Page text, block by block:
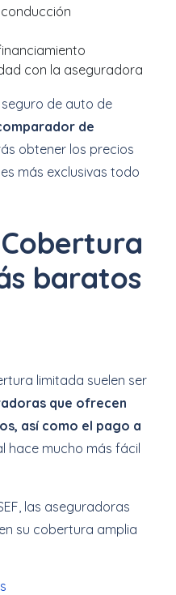
con la aseguradora
de auto de
de
obtener los precios
más exclusivas todo
baratos
limitada suelen ser
que ofrecen
así como el pago a
hace mucho más fácil
las aseguradoras
su cobertura amplia